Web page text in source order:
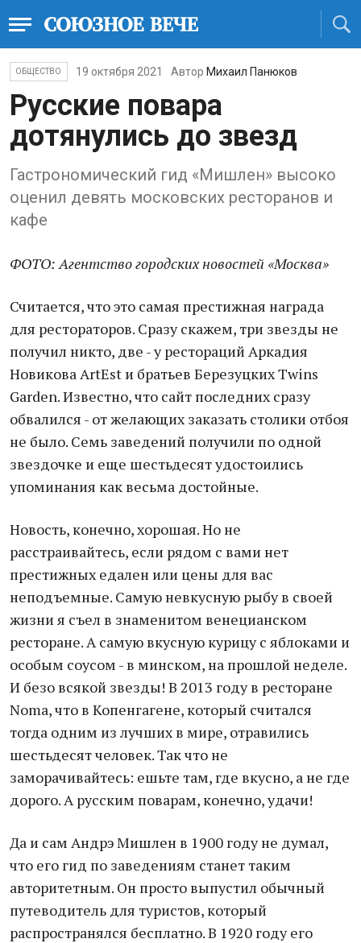
ОБЩЕСТВО 19 октября 2021 Автор Михаил Панюков
Русские повара
дотянулись до звезд
Гастрономический гид «Мишлен» высоко
оценил девять московских ресторанов и
кафе
ФОТО: Агентство городских новостей «Москва»
Считается, что это самая престижная награда
для рестораторов. Сразу скажем, три звезды не
получил никто, две - у рестораций Аркадия
Новикова ArtEst и братьев Березуцких Twins
Garden. Известно, что сайт последних сразу
обвалился - от желающих заказать столики отбоя
не было. Семь заведений получили по одной
звездочке и еще шестьдесят удостоились
упоминания как весьма достойные.
Новость, конечно, хорошая. Но не
расстраивайтесь, если рядом с вами нет
престижных едален или цены для вас
неподъемные. Самую невкусную рыбу в своей
жизни я съел в знаменитом венецианском
ресторане. А самую вкусную курицу с яблоками и
особым соусом - в минском, на прошлой неделе.
И безо всякой звезды! В 2013 году в ресторане
Nomа, что в Копенгагене, который считался
тогда одним из лучших в мире, отравились
шестьдесят человек. Так что не
заморачивайтесь: ешьте там, где вкусно, а не где
дорого. А русским поварам, конечно, удачи!
Да и сам Андрэ Мишлен в 1900 году не думал,
что его гид по заведениям станет таким
авторитетным. Он просто выпустил обычный
путеводитель для туристов, который
распространялся бесплатно. В 1920 году его